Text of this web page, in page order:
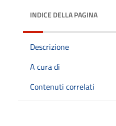
INDICE DELLA PAGINA
Descrizione
A cura di
Contenuti correlati